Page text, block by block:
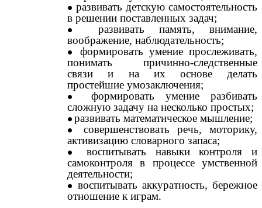
развивать детскую самостоятельность
в решении поставленных задач;
развивать память, внимание,
воображение, наблюдательность;
формировать умение прослеживать,
понимать причинно-следственные
связи и на их основе делать
простейшие умозаключения;
формировать умение разбивать
сложную задачу на несколько простых;
развивать математическое мышление;
совершенствовать речь, моторику,
активизацию словарного запаса;
воспитывать навыки контроля и
самоконтроля в процессе умственной
деятельности;
воспитывать аккуратность, бережное
отношение к играм.